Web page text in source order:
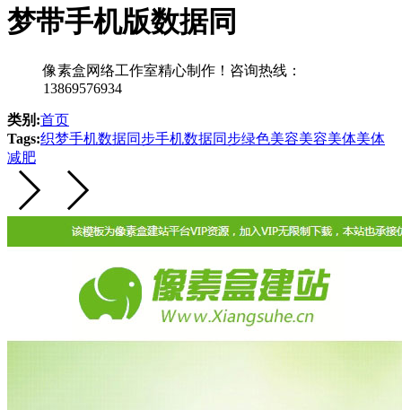
梦带手机版数据同
像素盒网络工作室精心制作！咨询热线：
13869576934
类别:首页
Tags:织梦手机数据同步手机数据同步绿色美容美容美体美体
减肥